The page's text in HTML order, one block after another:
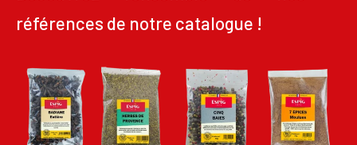
références de notre catalogue !